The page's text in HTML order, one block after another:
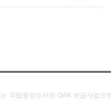
국립중앙도서관 OAK 보급사업